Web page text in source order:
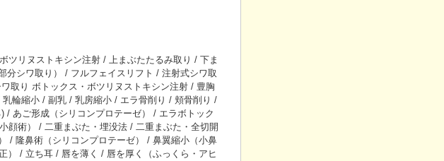
ツリヌストキシン注射 / 上まぶたたるみ取り / 下ま
分シワ取り） / フルフェイスリフト / 注射式シワ取
取り ボトックス・ボツリヌストキシン注射 / 豊胸
輪縮小 / 副乳 / 乳房縮小 / エラ骨削り / 頬骨削り /
/ あご形成（シリコンプロテーゼ） / エラボトック
顔術） / 二重まぶた・埋没法 / 二重まぶた・全切開
/ 隆鼻術（シリコンプロテーゼ） / 鼻翼縮小（小鼻
） / 立ち耳 / 唇を薄く / 唇を厚く（ふっくら・アヒ